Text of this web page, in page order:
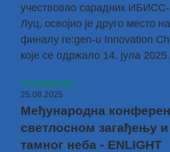
учествовао сарадник
Луц, освојио је друго место
финалу re:gen-u Innovation
које се одржало 14. јула
Опширније...
25.08.2025
Међународна
светлосном загађењу
тамног неба - ENLIGHT